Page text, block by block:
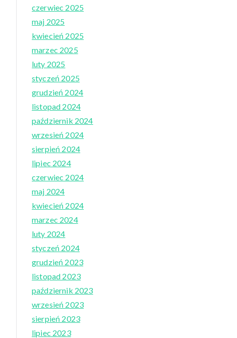
czerwiec 2025
maj 2025
kwiecień 2025
marzec 2025
luty 2025
styczeń 2025
grudzień 2024
listopad 2024
październik 2024
wrzesień 2024
sierpień 2024
lipiec 2024
czerwiec 2024
maj 2024
kwiecień 2024
marzec 2024
luty 2024
styczeń 2024
grudzień 2023
listopad 2023
październik 2023
wrzesień 2023
sierpień 2023
lipiec 2023